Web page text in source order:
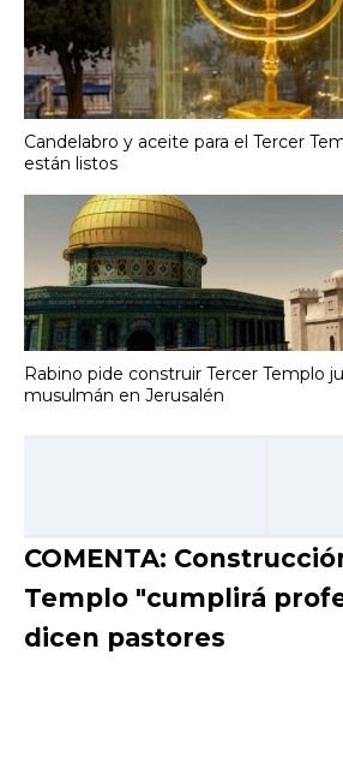
Candelabro y aceite para el Tercer
están listos
Rabino pide construir Tercer Templo
musulmán en Jerusalén
COMENTA:
Templo "cumplirá
dicen pastores